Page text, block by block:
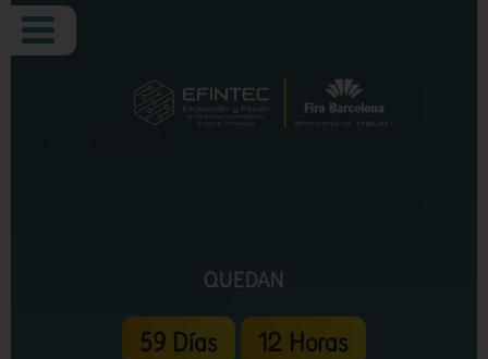
QUEDAN
59Días 12 Horas